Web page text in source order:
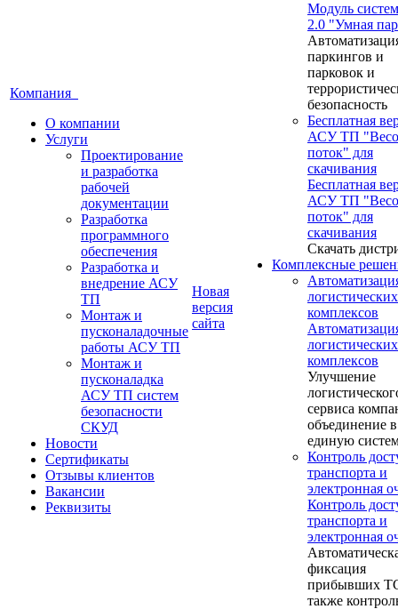
Компания
О компании
Услуги
Проектирование
и разработка
рабочей
документации
Разработка
программного
обеспечения
Разработка и
внедрение АСУ
ТП
Монтаж и
пусконаладочные
работы АСУ ТП
Монтаж и
пусконаладка
АСУ ТП систем
безопасности
СКУД
Новости
Сертификаты
Отзывы клиентов
Вакансии
Реквизиты
Новая
версия
сайта
Модуль
2.0 "Умная
паркингов и
парковок и
безопасность
Бесплатная
АСУ ТП
поток" для
скачивания
Бесплатная
АСУ ТП
поток" для
скачивания
Скачать
Комплексные
логистических
комплексов
логистических
комплексов
Улучшение
сервиса
объединение в
единую
Контроль
транспорта и
электронная
Контроль
транспорта и
электронная
фиксация
прибывших
также